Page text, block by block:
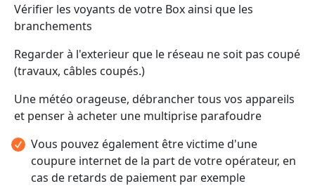
Vérifier les voyants de votre Box ainsi que les
branchements
Regarder à l'exterieur que le réseau ne soit pas coupé
(travaux, câbles coupés.)
Une météo orageuse, débrancher tous vos appareils
et penser à acheter une multiprise parafoudre
Vous pouvez également être victime d'une
coupure internet de la part de votre opérateur, en
cas de retards de paiement par exemple